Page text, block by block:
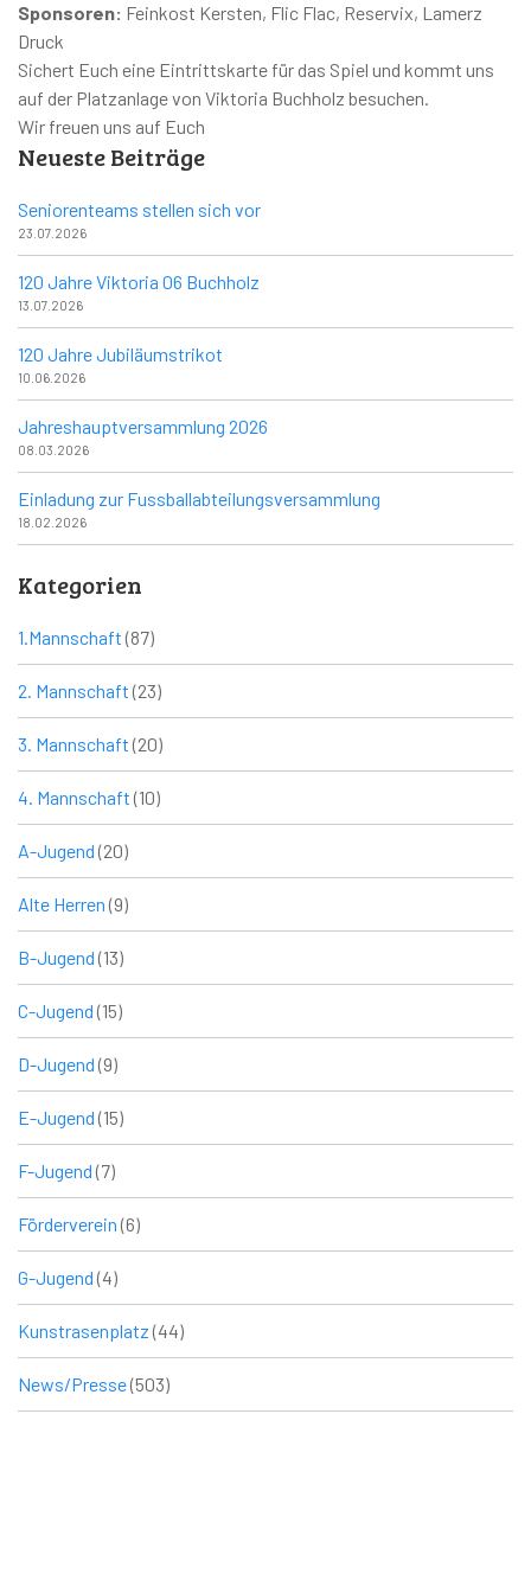
Sponsoren: Feinkost Kersten, Flic Flac, Reservix, Lamerz
Druck
Sichert Euch eine Eintrittskarte für das Spiel und kommt uns
auf der Platzanlage von Viktoria Buchholz besuchen.
Wir freuen uns auf Euch
Neueste Beiträge
Seniorenteams stellen sich vor
23.07.2026
120 Jahre Viktoria 06 Buchholz
13.07.2026
120 Jahre Jubiläumstrikot
10.06.2026
Jahreshauptversammlung 2026
08.03.2026
Einladung zur Fussballabteilungsversammlung
18.02.2026
Kategorien
1.Mannschaft (87)
2. Mannschaft (23)
3. Mannschaft (20)
4. Mannschaft (10)
A-Jugend (20)
Alte Herren (9)
B-Jugend (13)
C-Jugend (15)
D-Jugend (9)
E-Jugend (15)
F-Jugend (7)
Förderverein (6)
G-Jugend (4)
Kunstrasenplatz (44)
News/Presse(503)